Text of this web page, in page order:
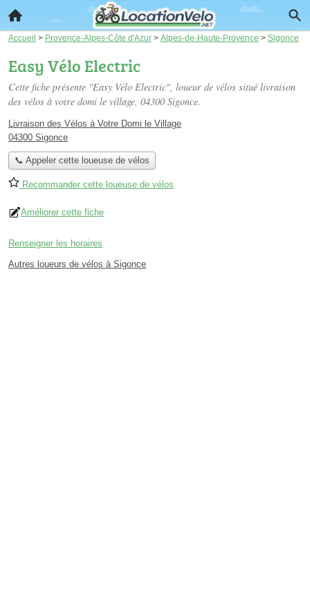
Accueil > Provence-Alpes-Côte d'Azur > Alpes-de-Haute-Provence > Sigonce
Easy Vélo Electric
Cette fiche présente "Easy Vélo Electric", loueur de vélos situé livraison
des vélos à votre domi le village, 04300 Sigonce.
Livraison des Vélos à Votre Domi le Village
04300 Sigonce
📞 Appeler cette loueuse de vélos
Recommander cette loueuse de vélos
Améliorer cette fiche
Renseigner les horaires
Autres loueurs de vélos à Sigonce